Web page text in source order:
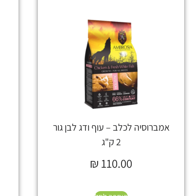
אמברוסיה לכלב – עוף ודג לבן גור
2 ק"ג
₪ 110.00